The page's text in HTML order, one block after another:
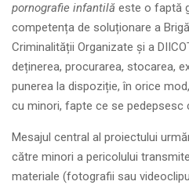
pornografie infantilă este o faptă
competența de soluționare a
Criminalității Organizate și a
deținerea, procurarea, stocarea,
punerea la dispoziție, în orice
cu minori, fapte ce se pedepsesc
Mesajul central al proiectului
către minori a pericolului
materiale (fotografii sau